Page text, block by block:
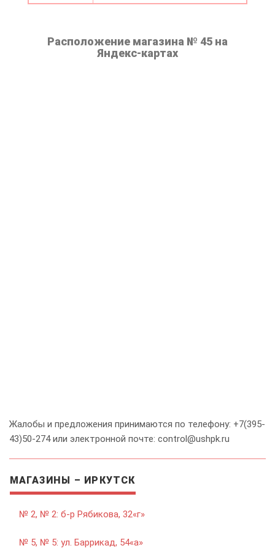
Расположение магазина № 45 на
Яндекс-картах
Жалобы и предложения принимаются по телефону: +7(395-
43)50-274 или электронной почте: control@ushpk.ru
МАГАЗИНЫ – ИРКУТСК
№ 2, № 2: б-р Рябикова, 32«г»
№ 5, № 5: ул. Баррикад, 54«а»